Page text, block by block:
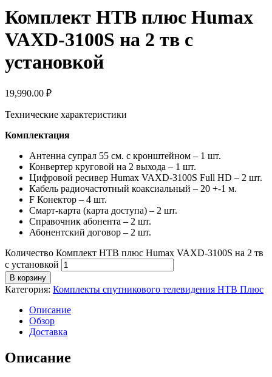
Комплект НТВ плюс Humax
VAXD-3100S на 2 тв с
установкой
19,990.00 ₽
Технические характеристики
Комплектация
Антенна супрал 55 см. с кронштейном – 1 шт.
Конвертер круговой на 2 выхода – 1 шт.
Цифровой ресивер Humax VAXD-3100S Full HD – 2 шт.
Кабель радиочастотный коаксиальный – 20 +-1 м.
F Конектор – 4 шт.
Смарт-карта (карта доступа) – 2 шт.
Справочник абонента – 2 шт.
Абонентский договор – 2 шт.
Количество Комплект НТВ плюс Humax VAXD-3100S на 2 тв
с установкой
В корзину
Категория: Комплекты спутникового телевидения НТВ Плюс
Описание
Обзор
Доставка
Описание